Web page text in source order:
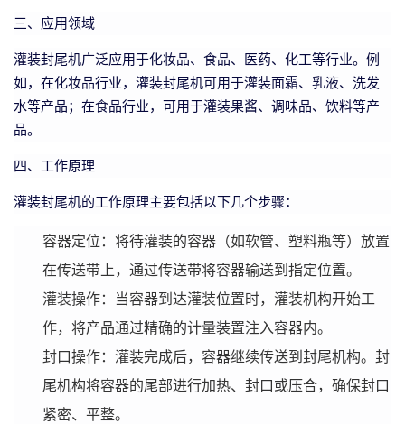
三、应用领域
灌装封尾机广泛应用于化妆品、食品、医药、化工等行业。例
如，在化妆品行业，灌装封尾机可用于灌装面霜、乳液、洗发
水等产品；在食品行业，可用于灌装果酱、调味品、饮料等产
品。
四、工作原理
灌装封尾机的工作原理主要包括以下几个步骤：
容器定位：将待灌装的容器（如软管、塑料瓶等）放置
在传送带上，通过传送带将容器输送到指定位置。
灌装操作：当容器到达灌装位置时，灌装机构开始工
作，将产品通过精确的计量装置注入容器内。
封口操作：灌装完成后，容器继续传送到封尾机构。封
尾机构将容器的尾部进行加热、封口或压合，确保封口
紧密、平整。